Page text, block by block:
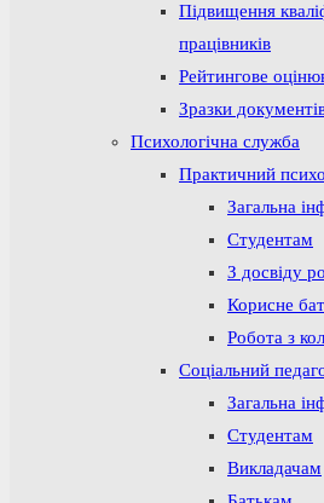
Підвищення
працівників
Рейтингове
Зразки
Психологічна служба
Практичний
Загальна
Студентам
З досвіду
Корисне
Робота з
Соціальний
Загальна
Студентам
Викладачам